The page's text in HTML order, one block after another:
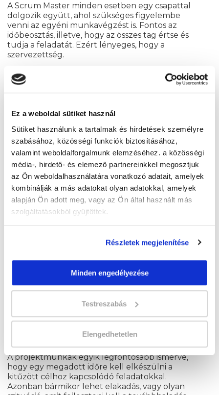
Ez a weboldal sütiket használ
Sütiket használunk a tartalmak és hirdetések személyre
szabásához, közösségi funkciók biztosításához,
valamint weboldalforgalmunk elemzéséhez. a közösségi
média-, hirdető- és elemező partnereinkkel megosztjuk
az Ön weboldalhasználatára vonatkozó adatait, amelyek
kombinálják a más adatokat olyan adatokkal, amelyek
alapján Ön adott meg, vagy az Ön által használt más
szolgáltatásokból gyűjtöttek.
Részletek megjelenítése
Minden engedélyezése
Testreszabás
Elengedhetetlen
A Scrum Master minden esetben egy csapattal
dolgozik együtt, ahol szükséges figyelembe
venni az egyéni munkavégzést is. Fontos az
időbeosztás, illetve, hogy az összes tag értse és
tudja a feladatát. Ezért lényeges, hogy a
szervezettség.
Startégiai gondolkodás
A cél kitűzése és a feladatok szervezése
legyen a stratégiai gondolkodásra és a logikus
részletekre is figyelnie kell. Ehhez hasznos
technikákat sajátíthatsz el a képzés alatt!
Empátia
Bármikor alakulhat olyan szituáció a munka alatt,
amikor nehézségekbe ütköznek a csapattagok. A
Scrum Master, mint egy coach, támogatást nyújt
az ilyen esetekben, ezért lényeges az empátia és
A jó kommunikációs készség minden
szempontból szükséges a szakmában. Legyen
szó a csapatok irányításáról, a módszerek
elmagyarázásról, vagy az egyéni motivációk
meghallgatásáról, a kommunikáció minden
esetben egyaránt fontos.
A projektmunkák egyik legfontosabb ismérve,
hogy egy megadott időre kell elkészülni a
kitűzött célhoz kapcsolódó feladatokkal.
Azonban bármikor lehet elakadás, vagy olyan